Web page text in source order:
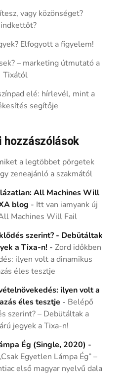
vagy közönséget?
Elfogyott a figyelem!
– marketing útmutató a
Tixától
elé: hírlevél, mint a
segítője
hozzászólások
a legtöbbet pörgetek
zeneajánló a szakmától
All Machines Will
blog - Itt van iamyank új
Machines Will Fail
szerint? - Debütáltak
a Tixa-n! -Zord időkben
ilyen volt a dinamikus
éles tesztje
ilyen volt a
éles tesztje - Belépő
szerint? – Debütáltak a
jegyek a Tixa-n!
Ég (Single, 2020) -
Egyetlen Lámpa Ég” –
első magyar nyelvű dala